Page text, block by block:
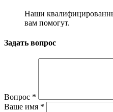
Наши
вам помогут.
Задать вопрос
Вопрос *
Ваше имя *